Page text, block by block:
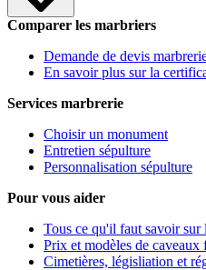
Comparer les marbriers
Demande de devis
En savoir plus sur la
Services marbrerie
Choisir un monument
Entretien sépulture
Personnalisation sépulture
Pour vous aider
Tous ce qu'il faut savoir sur
Prix et modèles de caveaux
Cimetières, législiation et